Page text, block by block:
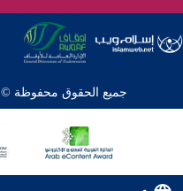
جميع الحقوق محفوظة © 2026 - 1998 لشبكة إسلام ويب